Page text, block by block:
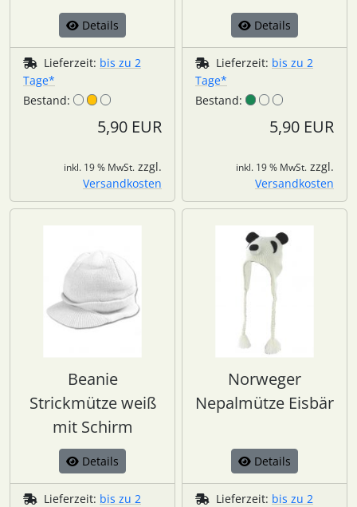
Details
Lieferzeit: bis zu 2
Tage*
Bestand:
5,90 EUR
inkl. 19 % MwSt. zzgl.
Versandkosten
Details
Lieferzeit: bis zu 2
Tage*
Bestand:
5,90 EUR
inkl. 19 % MwSt. zzgl.
Versandkosten
Beanie
Strickmütze weiß
mit Schirm
Details
Lieferzeit: bis zu 2
Norweger
Nepalmütze Eisbär
Details
Lieferzeit: bis zu 2